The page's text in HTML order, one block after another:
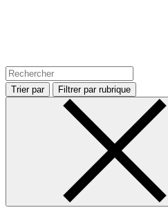
Trier par Filtrer par rubrique